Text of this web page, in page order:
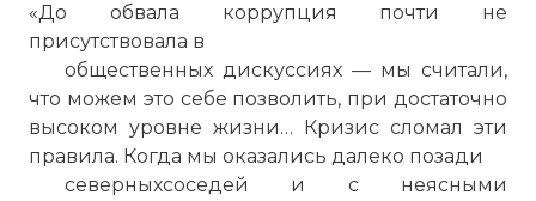
«До обвала коррупция почти не
присутствовала в
общественных дискуссиях — мы считали,
что можем это себе позволить, при достаточно
высоком уровне жизни… Кризис сломал эти
правила. Когда мы оказались далеко позади
северныхсоседей и с неясными